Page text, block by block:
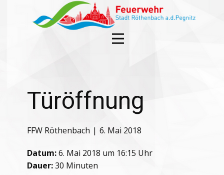
Türöffnung
FFW Röthenbach 6. Mai 2018
Datum:6. Mai 2018 um 16:15 Uhr
Dauer:30 Minuten